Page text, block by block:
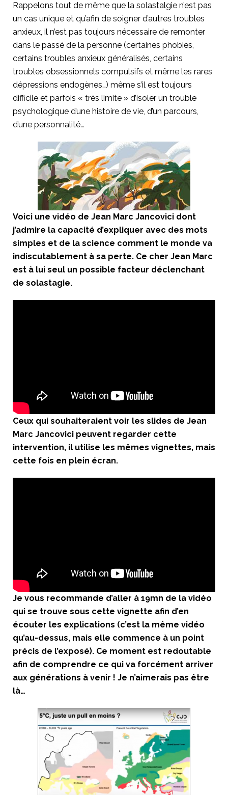
Rappelons tout de même que la solastalgie n’est pas
un cas unique et qu’afin de soigner d’autres troubles
anxieux, il n’est pas toujours nécessaire de remonter
dans le passé de la personne (certaines phobies,
certains troubles anxieux généralisés, certains
troubles obsessionnels compulsifs et même les rares
dépressions endogènes…) même s’il est toujours
difficile et parfois « très limite » d’isoler un trouble
psychologique d’une histoire de vie, d’un parcours,
d’une personnalité…
Voici une vidéo de Jean Marc Jancovici dont
j’admire la capacité d’expliquer avec des mots
simples et de la science comment le monde va
indiscutablement à sa perte. Ce cher Jean Marc
est à lui seul un possible facteur déclenchant
de solastagie.
Ceux qui souhaiteraient voir les slides de Jean
Marc Jancovici peuvent regarder cette
intervention, il utilise les mêmes vignettes, mais
cette fois en plein écran.
Je vous recommande d’aller à 19mn de la vidéo
qui se trouve sous cette vignette afin d’en
écouter les explications (c’est la même vidéo
qu’au-dessus, mais elle commence à un point
précis de l’exposé). Ce moment est redoutable
afin de comprendre ce qui va forcément arriver
aux générations à venir ! Je n’aimerais pas être
là…